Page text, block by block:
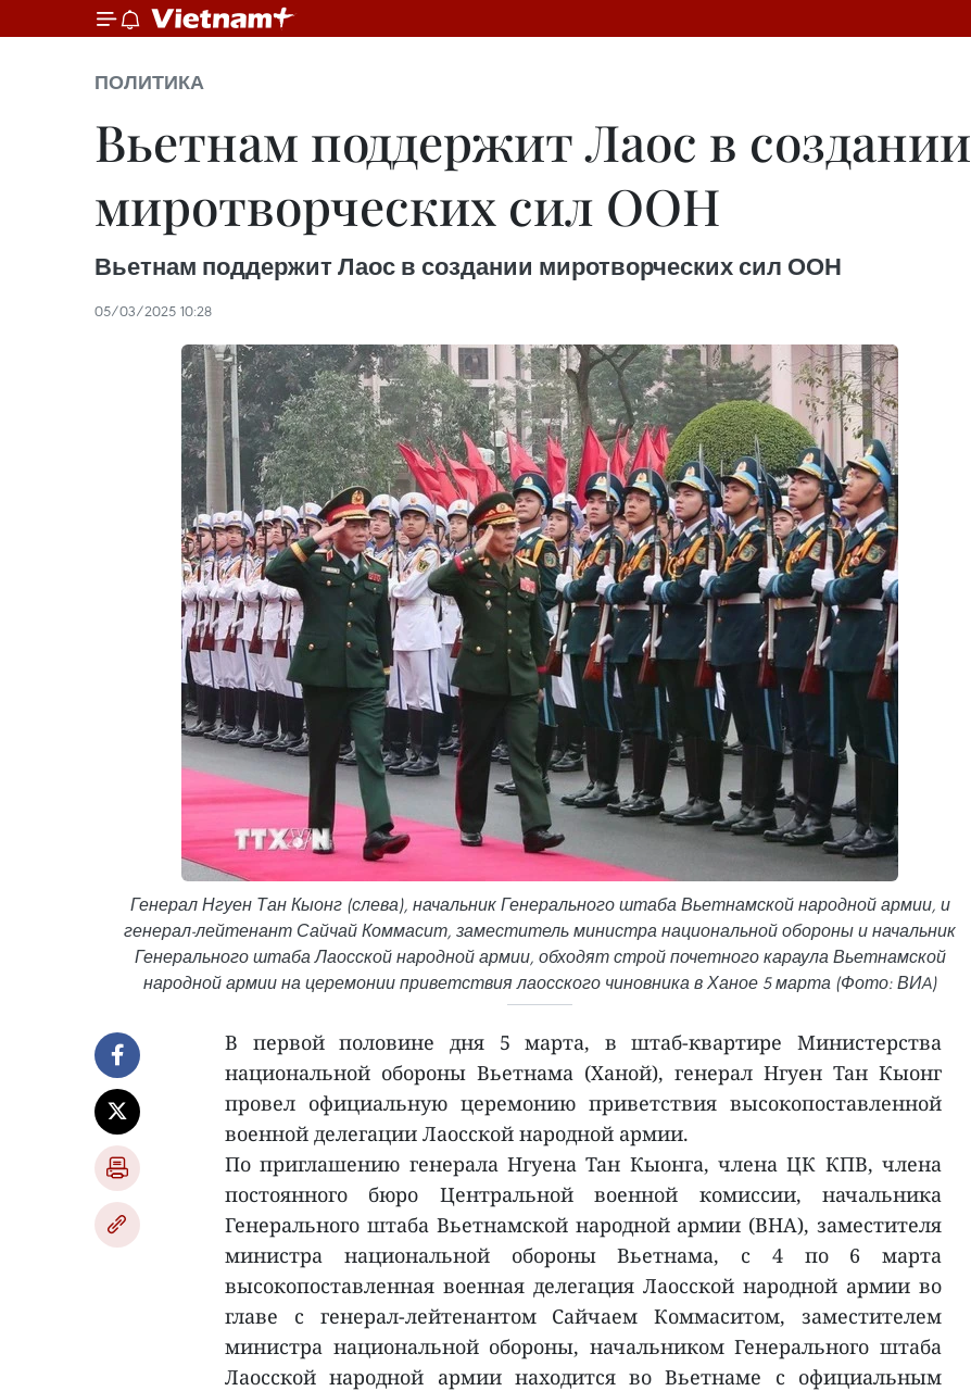
ПОЛИТИКА
Вьетнам поддержит Лаос в создании
миротворческих сил ООН
Вьетнам поддержит Лаос в создании миротворческих сил ООН
05/03/2025 10:28
Генерал Нгуен Тан Кыонг (слева), начальник Генерального штаба Вьетнамской народной армии, и
генерал-лейтенант Сайчай Коммасит, заместитель министра национальной обороны и начальник
Генерального штаба Лаосской народной армии, обходят строй почетного караула Вьетнамской
народной армии на церемонии приветствия лаосского чиновника в Ханое 5 марта (Фото: ВИA)
В первой половине дня 5 марта, в штаб-квартире Министерства
национальной обороны Вьетнама (Ханой), генерал Нгуен Тан Кыонг
провел официальную церемонию приветствия высокопоставленной
военной делегации Лаосской народной армии.
По приглашению генерала Нгуена Тан Кыонга, члена ЦК КПВ, члена
постоянного бюро Центральной военной комиссии, начальника
Генерального штаба Вьетнамской народной армии (ВНА), заместителя
министра национальной обороны Вьетнама, с 4 по 6 марта
высокопоставленная военная делегация Лаосской народной армии во
главе с генерал-лейтенантом Сайчаем Коммаситом, заместителем
министра национальной обороны, начальником Генерального штаба
Лаосской народной армии находится во Вьетнаме с официальным